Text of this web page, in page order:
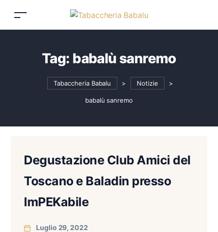
Tag: babalù sanremo
Tabaccheria Babalu > Notizie >
babalù sanremo
Degustazione Club Amici del
Toscano e Baladin presso
ImPEKabile
Luglio 29, 2022